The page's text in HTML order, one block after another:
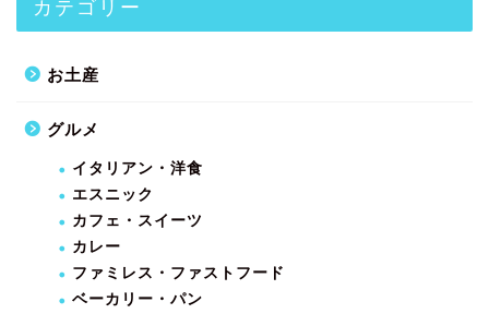
カテゴリー
お土産
グルメ
イタリアン・洋食
エスニック
カフェ・スイーツ
カレー
ファミレス・ファストフード
ベーカリー・パン